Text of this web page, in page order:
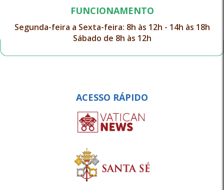
FUNCIONAMENTO
Segunda-feira a Sexta-feira: 8h às 12h - 14h às 18h
Sábado de 8h às 12h
ACESSO RÁPIDO